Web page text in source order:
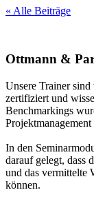
« Alle Beiträge
Ottmann &
Unsere Trainer
zertifiziert und
Benchmarkings
Projektmanagement
In den
darauf gelegt, dass
und das vermittelte
können.